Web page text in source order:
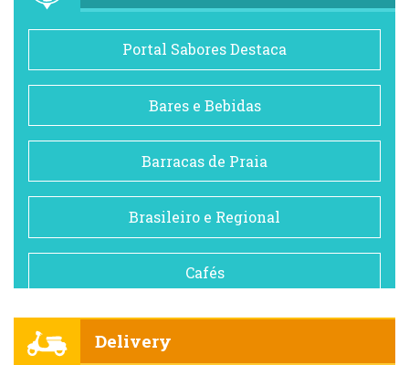
Portal Sabores Destaca
Bares e Bebidas
Barracas de Praia
Brasileiro e Regional
Cafés
Delivery